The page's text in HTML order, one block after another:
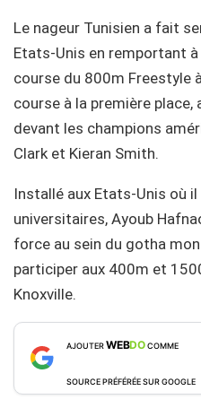
Le nageur Tunisien a fait
Etats-Unis en remportant
course du 800m Freestyle
course à la première
devant les champions
Clark et Kieran Smith.
Installé aux Etats-Unis où
universitaires, Ayoub
force au sein du gotha
participer aux 400m et
Knoxville.
AJOUTERWEBDOCOMME
SOURCE PRÉFÉRÉE SUR GOOGLE